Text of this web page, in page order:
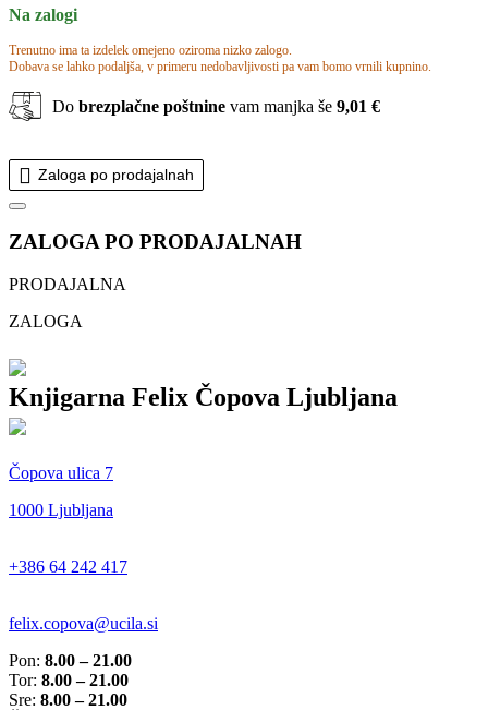
Na zalogi
Trenutno ima ta izdelek omejeno oziroma nizko zalogo.
Dobava se lahko podaljša, v primeru nedobavljivosti pa vam bomo vrnili kupnino.
Do brezplačne poštnine vam manjka še 9,01 €
Zaloga po prodajalnah
ZALOGA PO PRODAJALNAH
PRODAJALNA
ZALOGA
Knjigarna Felix Čopova Ljubljana
Čopova ulica 7
1000 Ljubljana
+386 64 242 417
felix.copova@ucila.si
Pon: 8.00 – 21.00
Tor: 8.00 – 21.00
Sre: 8.00 – 21.00